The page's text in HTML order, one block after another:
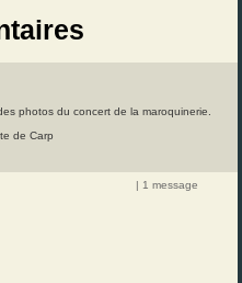
photos du concert de la maroquinerie.
de Carp
| 1 message